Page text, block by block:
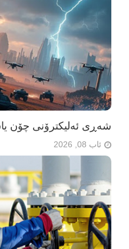
شەڕی ئەلیکترۆنی چۆن
ئاب 08, 2026